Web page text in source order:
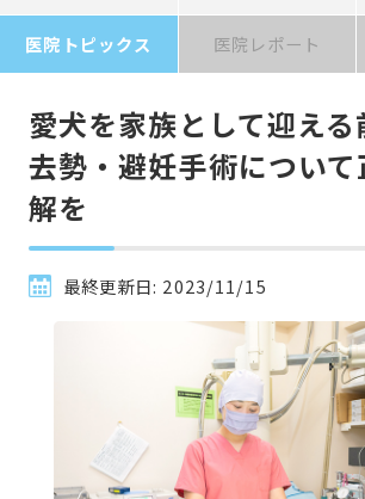
医院トピックス 医院レポート
愛犬を家族として迎える
去勢・避妊手術につい
解を
最終更新日: 2023/11/15